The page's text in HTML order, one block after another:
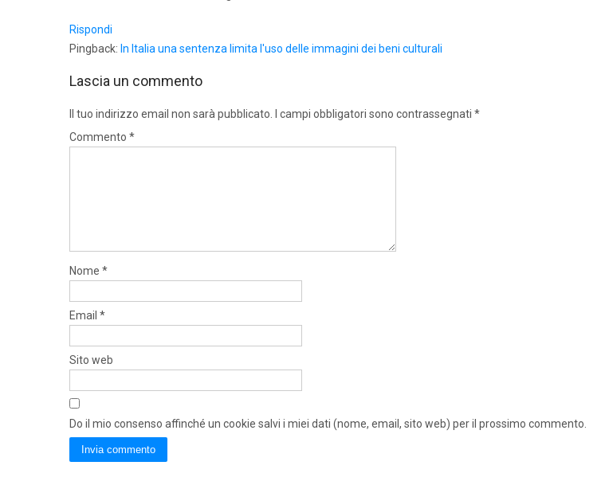
Rispondi
Pingback: In Italia una sentenza limita l'uso delle immagini dei beni culturali
Lascia un commento
Il tuo indirizzo email non sarà pubblicato. I campi obbligatori sono contrassegnati *
Commento *
Nome *
Email *
Sito web
Do il mio consenso affinché un cookie salvi i miei dati (nome, email, sito web) per il prossimo commento.